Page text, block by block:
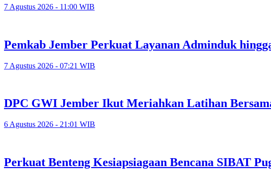
7 Agustus 2026 - 11:00 WIB
Pemkab Jember Perkuat Layanan Adminduk
7 Agustus 2026 - 07:21 WIB
DPC GWI Jember Ikut Meriahkan Latihan
6 Agustus 2026 - 21:01 WIB
Perkuat Benteng Kesiapsiagaan Bencana SIBAT